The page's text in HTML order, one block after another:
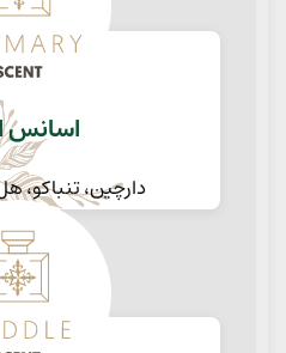
اسانس
دارچین، تنباکو،